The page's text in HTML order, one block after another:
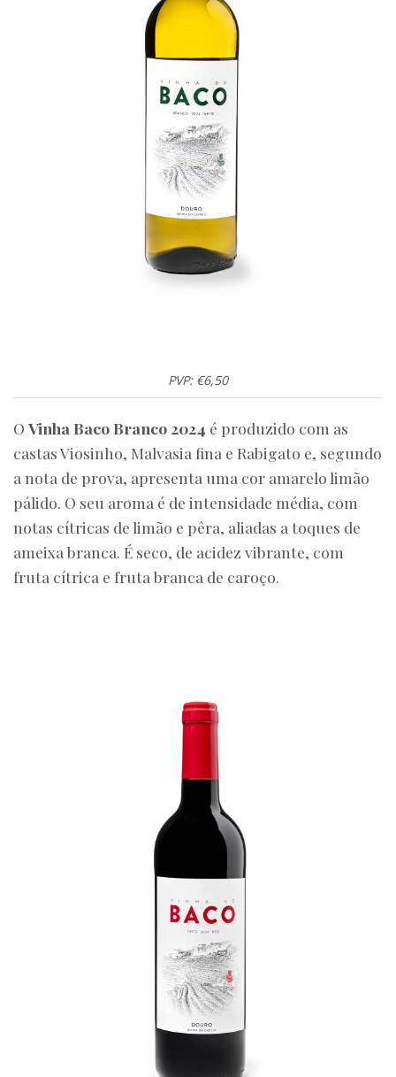
PVP: €6,50
O Vinha Baco Branco 2024 é produzido com as
castas Viosinho, Malvasia fina e Rabigato e, segundo
a nota de prova, apresenta uma cor amarelo limão
pálido. O seu aroma é de intensidade média, com
notas cítricas de limão e pêra, aliadas a toques de
ameixa branca. É seco, de acidez vibrante, com
fruta cítrica e fruta branca de caroço.